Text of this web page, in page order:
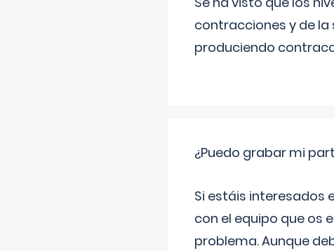
contracciones y de la
produciendo
¿Puedo grabar mi
Si estáis interesados
con el equipo que os
problema. Aunque